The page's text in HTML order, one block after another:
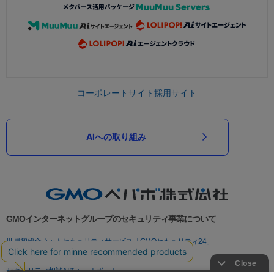
コーポレートサイト採用サイト
AIへの取り組み
GMOインターネットグループのセキュリティ事業について
世界初総合ネットセキュリティサービス「GMOセキュリティ24」
パスワード漏洩診断
Webサイトリスク診断